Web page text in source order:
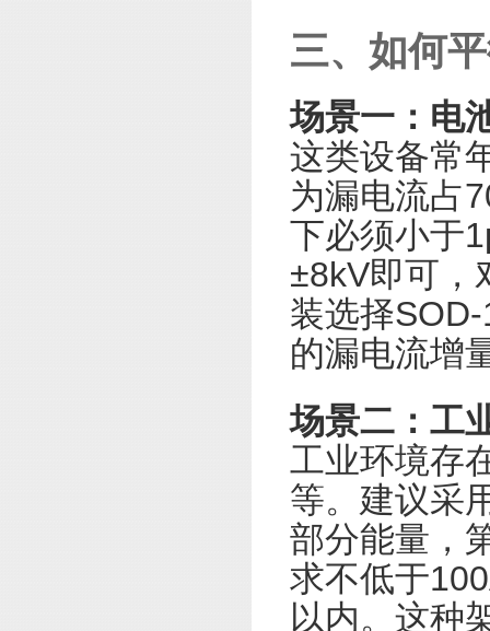
三、如何
场景一：电
这类设备常
为漏电流占
下必须小于
±8kV即可，
装选择
的漏电流增
场景二：工
工业环境存
等。建议采
部分能量，
求不低于
以内。这种